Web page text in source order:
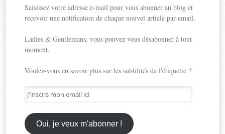
Saisissez votre adresse e-mail pour vous abonner au blog et
recevoir une notification de chaque nouvel article par email.
Ladies & Gentlemans, vous pouvez vous désabonner à tout
moment.
Voulez-vous en savoir plus sur les subtilités de l'étiquette ?
J'inscris
mon
email
ici
Oui, je veux m'abonner !